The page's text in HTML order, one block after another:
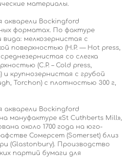
материалы.
акварели Bockingford
форматах. По фактуре
мелкозернистая с
поверхностью (H.P. — Hot press,
со слегка
(C.P. – Cold press,
крупнозернистая с грубой
Torchon) с плотностью 300 г,
акварели Bockingford
мануфактуре «St Cuthberts Mill»,
около 1700 года на юго-
Сомерсет (Somerset) близ
(Glastonbury). Производство
партий бумаги для